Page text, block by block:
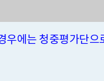
에는 청중평가단으